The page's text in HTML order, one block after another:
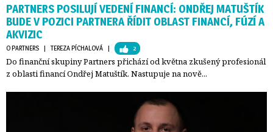
PARTNERS POSILUJÍ VEDENÍ FINANCÍ: ONDŘEJ MATUŠTÍK
BUDE V POZICI PARTNERA ŘÍDIT OBLAST FINANCÍ, FÚZÍ A
AKVIZIC
O PARTNERS | TEREZA PÍCHALOVÁ | 2
Do finanční skupiny Partners přichází od května zkušený profesionál
z oblasti financí Ondřej Matuštík. Nastupuje na nově...